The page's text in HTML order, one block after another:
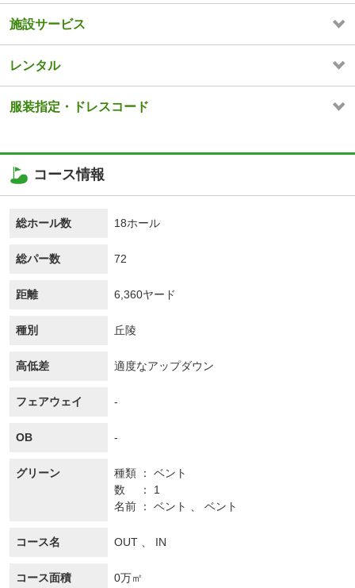
施設サービス
レンタル
服装指定・ドレスコード
コース情報
総ホール数 18ホール
総パー数 72
距離 6,360ヤード
種別 丘陵
高低差 適度なアップダウン
フェアウェイ -
OB -
グリーン 種類
ベント
数
1
名前
ベント 、 ベント
コース名 OUT 、 IN
コース面積 0万㎡